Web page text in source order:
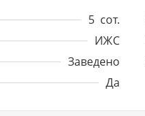
5 сот.
ИЖС
Заведено
Да